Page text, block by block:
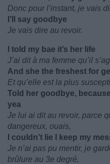
Donc pour l’instant, je vais
I’ll say goodbye
Je vais dire au revoir.
I told my bae it’s her life
J’ai dit à ma femme qu’il
And she the freshest for
Et qu’elle est la plus
Told her goodbye,
yea
Je lui ai dit au revoir, parce
dangereux, ouais,
I couldn’t lie I keep my
Je n’ai pas pu mentir, je
brûlure au 3e degré,